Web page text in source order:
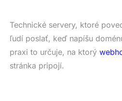
Technické servery, ktoré
ľudí poslať, keď napíšu
praxi to určuje, na ktorý
stránka pripojí.